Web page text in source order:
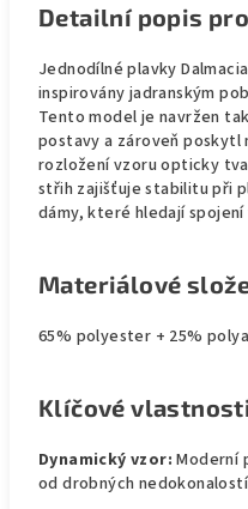
Detailní popis
Jednodílné plavky
inspirovány jadranským
Tento model je navržen
postavy a zároveň poskytl
rozložení vzoru opticky
střih zajišťuje stabilitu při
dámy, které hledají
Materiálové
65% polyester + 25%
Klíčové
Dynamický vzor:Moderní
od drobných